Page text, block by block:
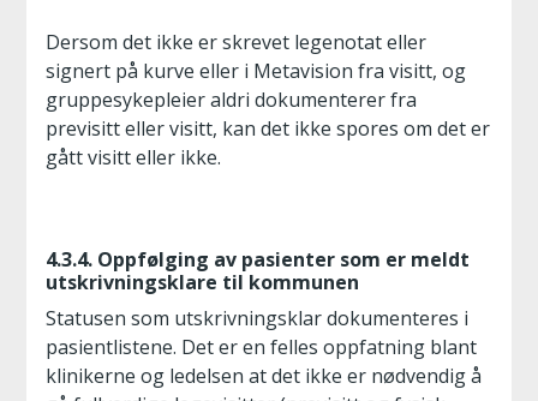
Dersom det ikke er skrevet legenotat eller
signert på kurve eller i Metavision fra visitt, og
gruppesykepleier aldri dokumenterer fra
previsitt eller visitt, kan det ikke spores om det er
gått visitt eller ikke.
4.3.4. Oppfølging av pasienter som er meldt
utskrivningsklare til kommunen
Statusen som utskrivningsklar dokumenteres i
pasientlistene. Det er en felles oppfatning blant
klinikerne og ledelsen at det ikke er nødvendig å